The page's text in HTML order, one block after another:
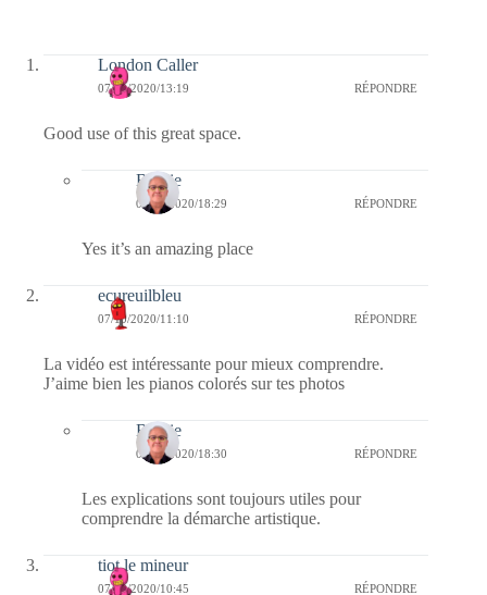
London Caller
07/10/2020/13:19 RÉPONDRE
Good use of this great space.
Bernie
07/10/2020/18:29 RÉPONDRE
Yes it’s an amazing place
ecureuilbleu
07/10/2020/11:10 RÉPONDRE
La vidéo est intéressante pour mieux comprendre.
J’aime bien les pianos colorés sur tes photos
Bernie
07/10/2020/18:30 RÉPONDRE
Les explications sont toujours utiles pour
comprendre la démarche artistique.
tiot le mineur
07/10/2020/10:45 RÉPONDRE